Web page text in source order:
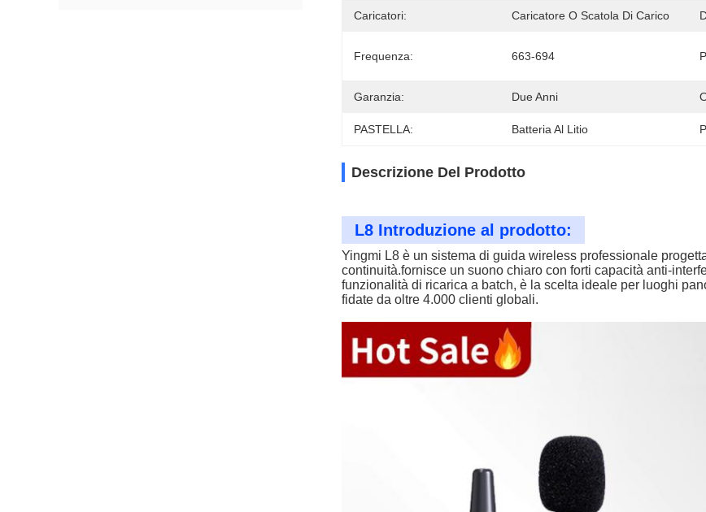
Caricatori: Caricatore O Scatola Di Carico
Frequenza: 663-694
Garanzia: Due Anni
PASTELLA: Batteria Al Litio
Descrizione Del Prodotto
L8 Introduzione al prodotto:
Yingmi L8 è un sistema di guida wireless professionale
continuità.fornisce un suono chiaro con forti capacità anti-
funzionalità di ricarica a batch, è la scelta ideale per luoghi
fidate da oltre 4.000 clienti globali.